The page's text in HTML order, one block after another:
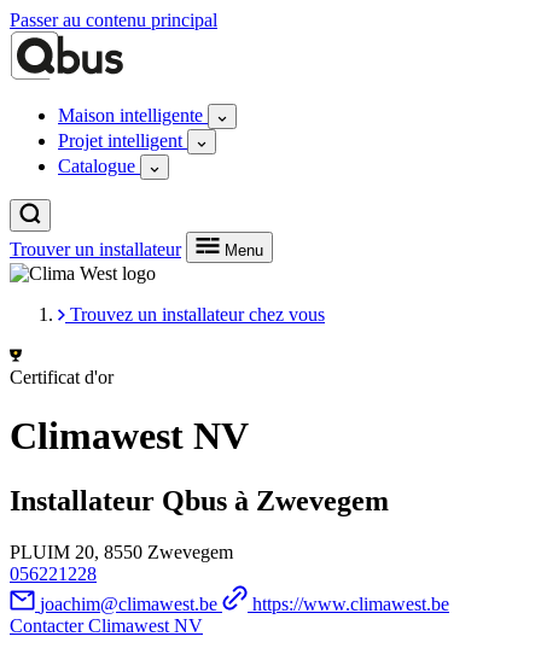
Passer au contenu principal
Maison intelligente
Projet intelligent
Catalogue
Trouver un installateur Menu
Trouvez un installateur chez vous
Certificat d'or
Climawest NV
Installateur Qbus à Zwevegem
PLUIM 20, 8550 Zwevegem
056221228
joachim@climawest.be
https://www.climawest.be
Contacter Climawest NV